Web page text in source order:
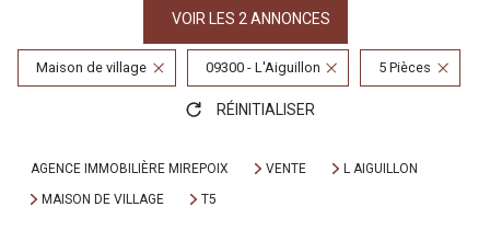
VOIR LES 2 ANNONCES
Maison de village 09300 - L'Aiguillon 5 Pièces
RÉINITIALISER
AGENCE IMMOBILIÈRE MIREPOIX VENTE
L AIGUILLON
MAISON DE VILLAGE
T5